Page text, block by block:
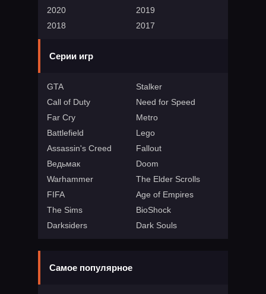
2020
2019
2018
2017
Серии игр
GTA
Stalker
Call of Duty
Need for Speed
Far Cry
Metro
Battlefield
Lego
Assassin's Creed
Fallout
Ведьмак
Doom
Warhammer
The Elder Scrolls
FIFA
Age of Empires
The Sims
BioShock
Darksiders
Dark Souls
Самое популярное